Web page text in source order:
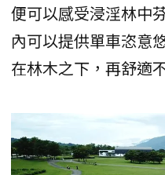
便可以感受浸淫林中
內可以提供單車恣意
在林木之下，再舒適